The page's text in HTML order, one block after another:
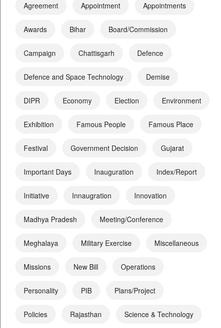
Agreement Appointment Appointments
Awards Bihar Board/Commission
Campaign Chattisgarh Defence
Defence and Space Technology Demise
DIPR Economy Election Environment
Exhibition Famous People Famous Place
Festival Government Decision Gujarat
Important Days Inauguration Index/Report
Initiative Innaugration Innovation
Madhya Pradesh Meeting/Conference
Meghalaya Military Exercise Miscellaneous
Missions New Bill Operations
Personality PIB Plans/Project
Policies Rajasthan Science & Technology